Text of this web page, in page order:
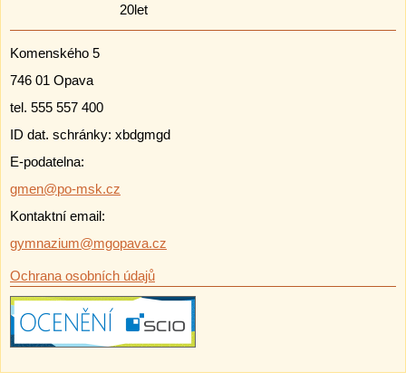
Komenského 5
746 01 Opava
tel. 555 557 400
ID dat. schránky: xbdgmgd
E-podatelna:
gmen@po-msk.cz
Kontaktní email:
gymnazium@mgopava.cz
Ochrana osobních údajů